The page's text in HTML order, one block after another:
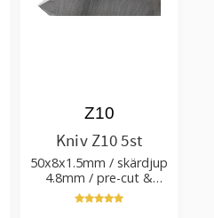
Kniv Z10 5st
50x8x1.5mm / skärdjup
4.8mm / pre-cut &
post-cut 0.84xTm /
skärvinkel 50°
Z10